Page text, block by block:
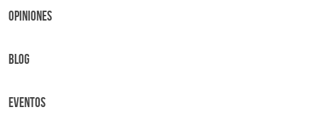
OPINIONES
BLOG
Eventos